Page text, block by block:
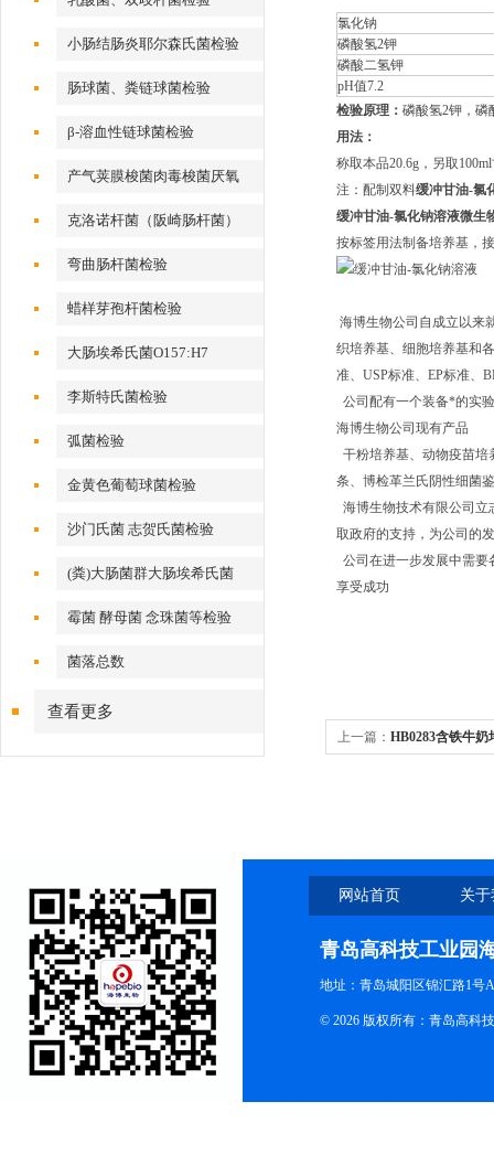
小肠结肠炎耶尔森氏菌检验
肠球菌、粪链球菌检验
β-溶血性链球菌检验
产气荚膜梭菌肉毒梭菌厌氧
克洛诺杆菌（阪崎肠杆菌）
弯曲肠杆菌检验
蜡样芽孢杆菌检验
大肠埃希氏菌O157:H7
李斯特氏菌检验
弧菌检验
金黄色葡萄球菌检验
沙门氏菌 志贺氏菌检验
(粪)大肠菌群大肠埃希氏菌
霉菌 酵母菌 念珠菌等检验
菌落总数
查看更多
氯化钠
磷酸氢2钾
磷酸二氢钾
pH值7.2
检验原理： 磷酸氢2钾，磷
用法：
称取本品20.6g，另取
注：配制双料缓冲甘油-氯
缓冲甘油-氯化钠溶液微生
按标签用法制备培养基，
海博生物公司自成立以来
织培养基、细胞培养基和
准、USP标准、EP标准、
公司配有一个装备*的实
海博生物公司现有产品
干粉培养基、动物疫苗
条、博检革兰氏阴性细菌
海博生物技术有限公司
取政府的支持，为公司的
公司在进一步发展中需
享受成功
上一篇： HB0283含铁牛
网站首页 关
青岛高科技工业园
地址：青岛城阳区锦汇路1号
© 2026 版权所有：青岛高科